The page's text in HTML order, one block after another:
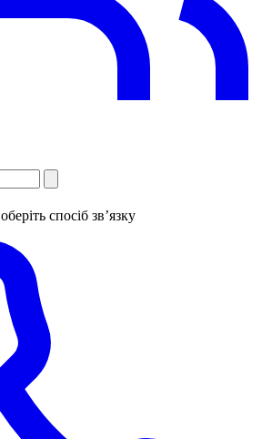
оберіть спосіб зв’язку